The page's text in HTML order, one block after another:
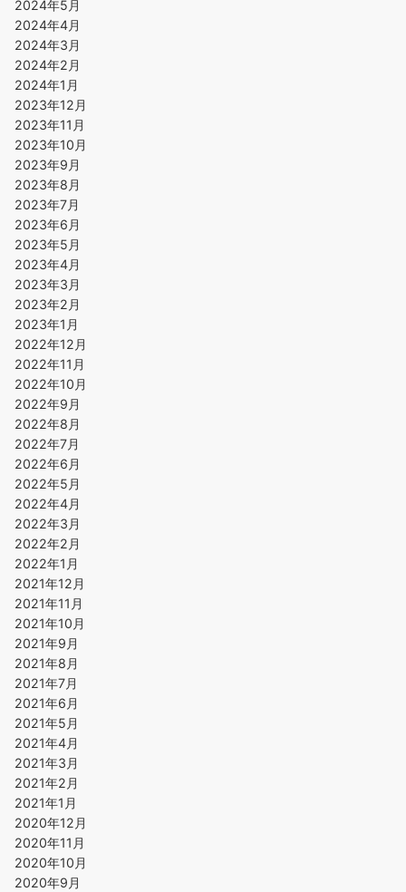
2024年5月
2024年4月
2024年3月
2024年2月
2024年1月
2023年12月
2023年11月
2023年10月
2023年9月
2023年8月
2023年7月
2023年6月
2023年5月
2023年4月
2023年3月
2023年2月
2023年1月
2022年12月
2022年11月
2022年10月
2022年9月
2022年8月
2022年7月
2022年6月
2022年5月
2022年4月
2022年3月
2022年2月
2022年1月
2021年12月
2021年11月
2021年10月
2021年9月
2021年8月
2021年7月
2021年6月
2021年5月
2021年4月
2021年3月
2021年2月
2021年1月
2020年12月
2020年11月
2020年10月
2020年9月